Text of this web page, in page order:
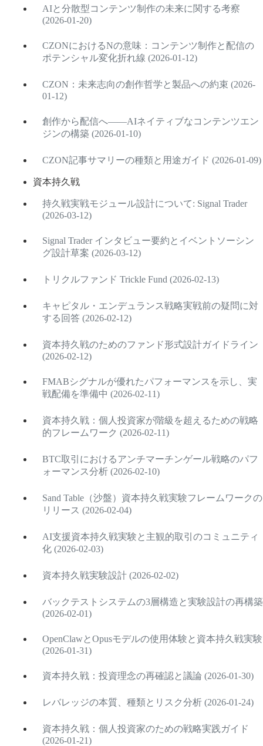
AIと分散型コンテンツ制作の未来に関する考察
(2026-01-20)
CZONにおけるNの意味：コンテンツ制作と配信の
ポテンシャル変化折れ線 (2026-01-12)
CZON：未来志向の創作哲学と製品への約束 (2026-
01-12)
創作から配信へ――AIネイティブなコンテンツエン
ジンの構築 (2026-01-10)
CZON記事サマリーの種類と用途ガイド (2026-01-09)
資本持久戦
持久戦実戦モジュール設計について: Signal Trader
(2026-03-12)
Signal Trader インタビュー要約とイベントソーシン
グ設計草案 (2026-03-12)
トリクルファンド Trickle Fund (2026-02-13)
キャピタル・エンデュランス戦略実戦前の疑問に対
する回答 (2026-02-12)
資本持久戦のためのファンド形式設計ガイドライン
(2026-02-12)
FMABシグナルが優れたパフォーマンスを示し、実
戦配備を準備中 (2026-02-11)
資本持久戦：個人投資家が階級を超えるための戦略
的フレームワーク (2026-02-11)
BTC取引におけるアンチマーチンゲール戦略のパフ
ォーマンス分析 (2026-02-10)
Sand Table（沙盤）資本持久戦実験フレームワークの
リリース (2026-02-04)
AI支援資本持久戦実験と主観的取引のコミュニティ
化 (2026-02-03)
資本持久戦実験設計 (2026-02-02)
バックテストシステムの3層構造と実験設計の再構築
(2026-02-01)
OpenClawとOpusモデルの使用体験と資本持久戦実験
(2026-01-31)
資本持久戦：投資理念の再確認と議論 (2026-01-30)
レバレッジの本質、種類とリスク分析 (2026-01-24)
資本持久戦：個人投資家のための戦略実践ガイド
(2026-01-21)